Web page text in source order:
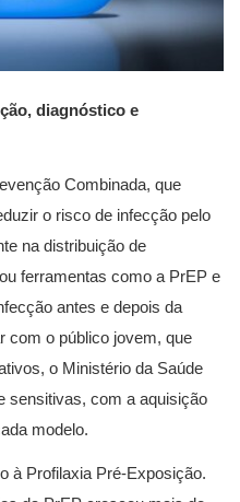
diagnóstico e
Combinada, que
o risco de infecção pelo
na distribuição de
ferramentas como a PrEP e
antes e depois da
com o público jovem, que
o Ministério da Saúde
sensitivas, com a aquisição
modelo.
à Profilaxia Pré-Exposição.